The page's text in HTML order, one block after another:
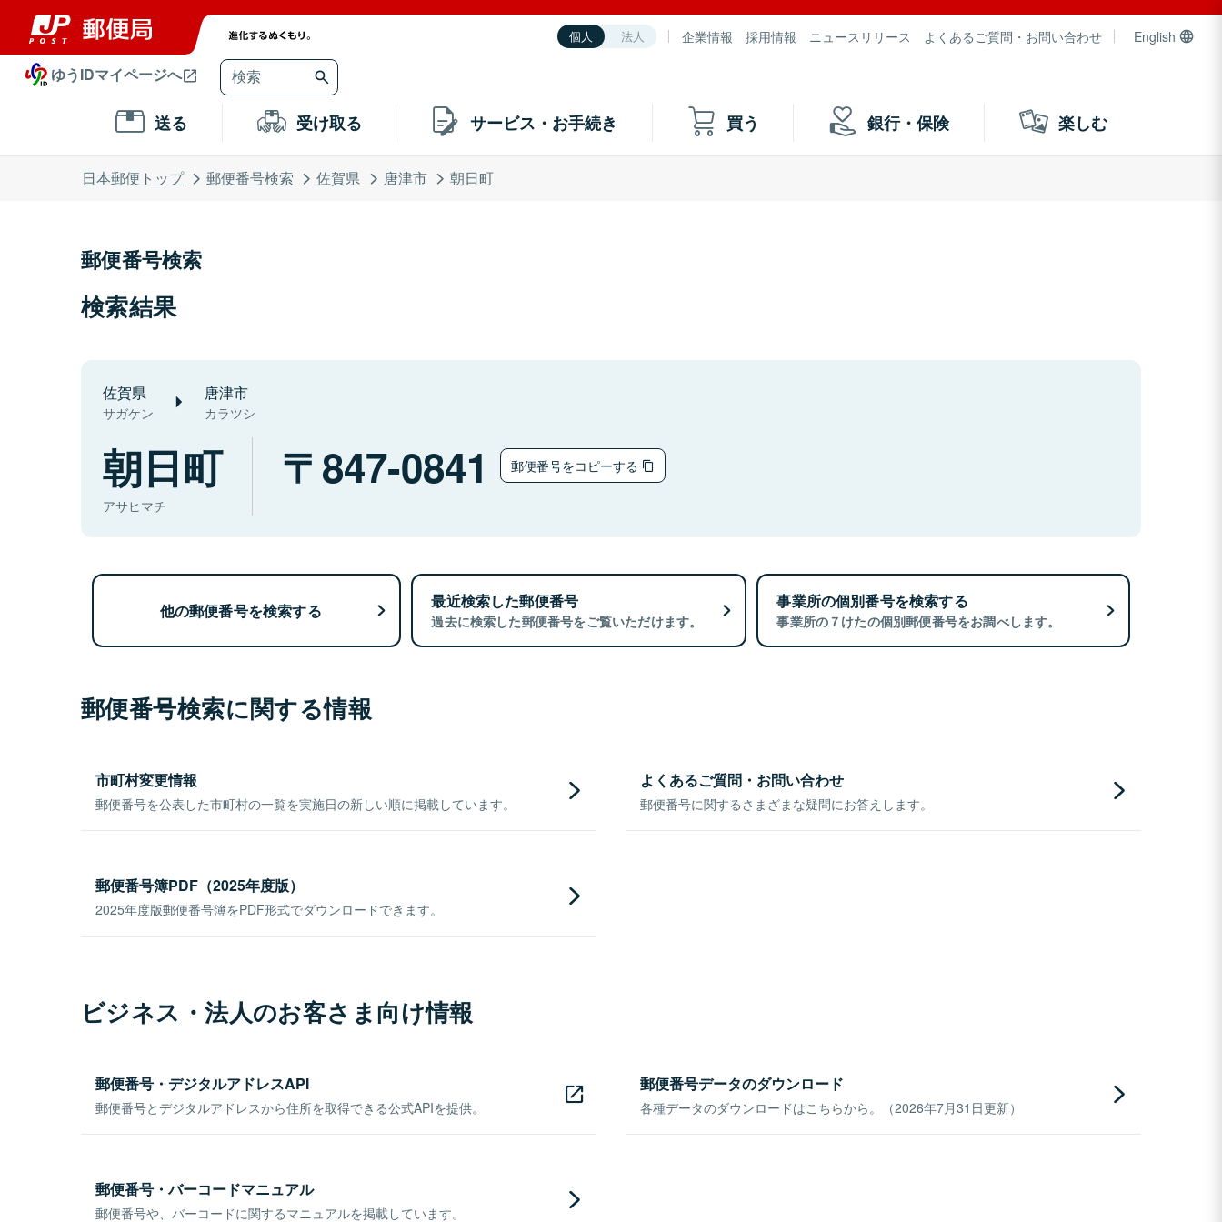
個人 法人 企業情報 採用情報 ニュースリリース よくあるご質問・お問い合わせ English
ゆうIDマイページへ
送る 受け取る サービス・お手続き 買う 銀行・保険 楽しむ
日本郵便トップ 郵便番号検索 佐賀県 唐津市 朝日町
郵便番号検索
検索結果
佐賀県
サガケン
唐津市
カラツシ
朝日町
アサヒマチ
847-0841 郵便番号をコピーする
他の郵便番号を検索する 最近検索した郵便番号
過去に検索した郵便番号をご覧いただけます。
事業所の個別番号を検索する
事業所の７けたの個別郵便番号をお調べします。
郵便番号検索に関する情報
市町村変更情報
郵便番号を公表した市町村の一覧を実施日の新しい順に掲載しています。
よくあるご質問・お問い合わせ
郵便番号に関するさまざまな疑問にお答えします。
郵便番号簿PDF（2025年度版）
2025年度版郵便番号簿をPDF形式でダウンロードできます。
ビジネス・法人のお客さま向け情報
郵便番号・デジタルアドレスAPI
郵便番号とデジタルアドレスから住所を取得できる公式APIを提供。
郵便番号データのダウンロード
各種データのダウンロードはこちらから。（2026年7月31日更新）
郵便番号・バーコードマニュアル
郵便番号や、バーコードに関するマニュアルを掲載しています。